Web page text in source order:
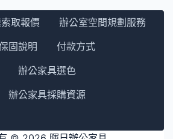
取報價
辦公室空間規劃服務
固說明
付款方式
辦公家具選色
辦公家具採購資源